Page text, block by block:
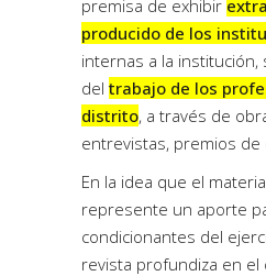
premisa de exhibir
producido de los
internas a la institución,
del trabajo de los
distrito, a través de
entrevistas, premios de
En la idea que el
represente un aporte
condicionantes del
revista profundiza en el